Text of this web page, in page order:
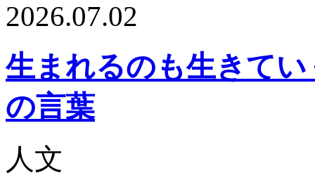
2026.07.02
生まれるのも生きて
の言葉
人文